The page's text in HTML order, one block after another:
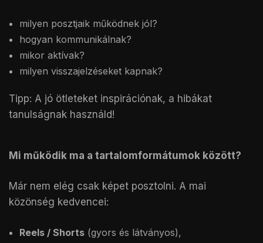
milyen posztjaik működnek jól?
hogyan kommunikálnak?
mikor aktívak?
milyen visszajelzéseket kapnak?
Tipp: A jó ötleteket inspirációnak, a hibákat
tanulságnak használd!
Mi működik ma a tartalomformátumok között?
Már nem elég csak képet posztolni. A mai
közönség kedvencei:
Reels / Shorts (gyors és látványos),